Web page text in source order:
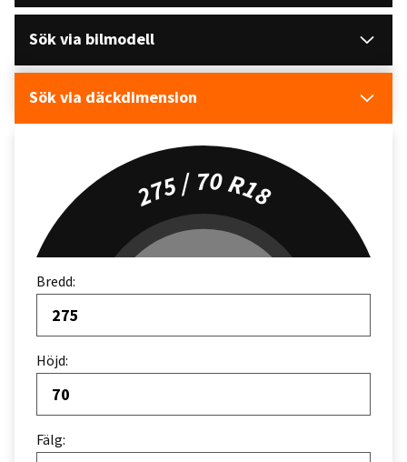
Sök via bilmodell
Sök via däckdimension
275 / 70 R18
Bredd:
275
Höjd:
70
Fälg: